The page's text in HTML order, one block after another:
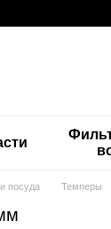
посуда Темперы